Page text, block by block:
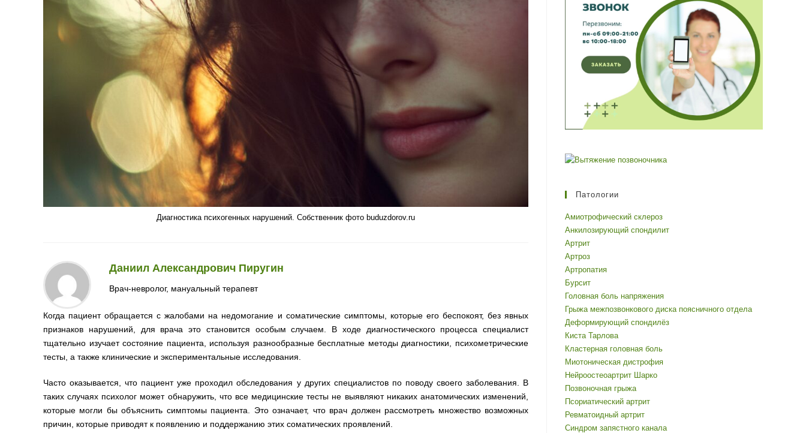
Диагностика психогенных нарушений. Собственник фото buduzdorov.ru
Даниил Александрович Пиругин
Врач-невролог, мануальный терапевт
Когда пациент обращается с жалобами на недомогание и соматические симптомы, которые его беспокоят, без явных
признаков нарушений, для врача это становится особым случаем. В ходе диагностического процесса специалист
тщательно изучает состояние пациента, используя разнообразные бесплатные методы диагностики, психометрические
тесты, а также клинические и экспериментальные исследования.
Часто оказывается, что пациент уже проходил обследования у других специалистов по поводу своего заболевания. В
таких случаях психолог может обнаружить, что все медицинские тесты не выявляют никаких анатомических изменений,
которые могли бы объяснить симптомы пациента. Это означает, что врач должен рассмотреть множество возможных
причин, которые приводят к появлению и поддержанию этих соматических проявлений.
Патологии
Амиотрофический склероз
Анкилозирующий спондилит
Артрит
Артроз
Артропатия
Бурсит
Головная боль напряжения
Грыжа межпозвонкового диска поясничного отдела
Деформирующий спондилёз
Киста Тарлова
Кластерная головная боль
Миотоническая дистрофия
Нейроостеоартрит Шарко
Позвоночная грыжа
Псориатический артрит
Ревматоидный артрит
Синдром запястного канала